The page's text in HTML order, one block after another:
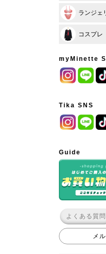
ランジェ
コスプレ
myMinette
Tika SNS
Guide
よくある質問
メ